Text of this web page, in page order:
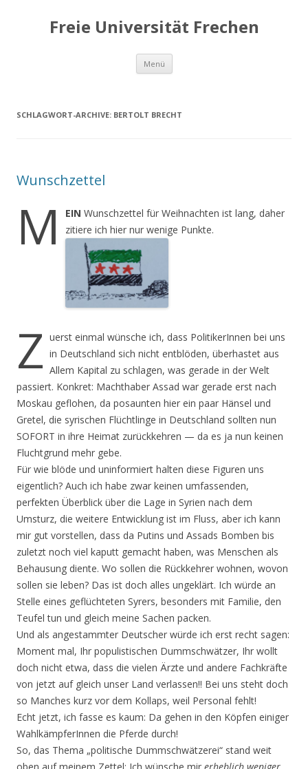
Freie Universität Frechen
Menü Zum
springen
SCHLAGWORT-ARCHIVE: BERTOLT BRECHT
Wunschzettel
M EIN Wunschzettel für Weihnachten ist lang, daher
zitiere ich hier nur wenige Punkte.
Z uerst einmal wünsche ich, dass PolitikerInnen bei uns
in Deutschland sich nicht entblöden, überhastet aus
Allem Kapital zu schlagen, was gerade in der Welt
passiert. Konkret: Machthaber Assad war gerade erst nach
Moskau geflohen, da posaunten hier ein paar Hänsel und
Gretel, die syrischen Flüchtlinge in Deutschland sollten nun
SOFORT in ihre Heimat zurückkehren — da es ja nun keinen
Fluchtgrund mehr gebe.
Für wie blöde und uninformiert halten diese Figuren uns
eigentlich? Auch ich habe zwar keinen umfassenden,
perfekten Überblick über die Lage in Syrien nach dem
Umsturz, die weitere Entwicklung ist im Fluss, aber ich kann
mir gut vorstellen, dass da Putins und Assads Bomben bis
zuletzt noch viel kaputt gemacht haben, was Menschen als
Behausung diente. Wo sollen die Rückkehrer wohnen, wovon
sollen sie leben? Das ist doch alles ungeklärt. Ich würde an
Stelle eines geflüchteten Syrers, besonders mit Familie, den
Teufel tun und gleich meine Sachen packen.
Und als angestammter Deutscher würde ich erst recht sagen:
Moment mal, Ihr populistischen Dummschwätzer, Ihr wollt
doch nicht etwa, dass die vielen Ärzte und andere Fachkräfte
von jetzt auf gleich unser Land verlassen!! Bei uns steht doch
so Manches kurz vor dem Kollaps, weil Personal fehlt!
Echt jetzt, ich fasse es kaum: Da gehen in den Köpfen einiger
WahlkämpferInnen die Pferde durch!
So, das Thema „politische Dummschwätzerei“ stand weit